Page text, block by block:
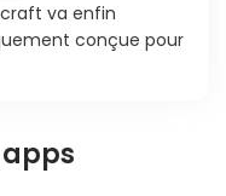
va enfin
conçue pour
apps